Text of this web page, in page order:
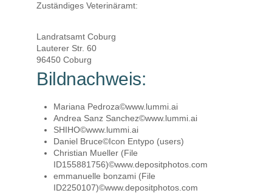
Zuständiges Veterinäramt:
Landratsamt Coburg
Lauterer Str. 60
96450 Coburg
Bildnachweis:
Mariana Pedroza©www.lummi.ai
Andrea Sanz Sanchez©www.lummi.ai
SHIHO©www.lummi.ai
Daniel Bruce©Icon Entypo (users)
Christian Mueller (File
ID155881756)©www.depositphotos.com
emmanuelle bonzami (File
ID2250107)©www.depositphotos.com